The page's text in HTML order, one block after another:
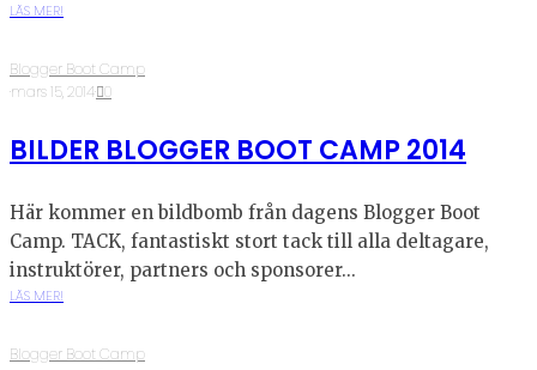
LÄS MER!
Blogger Boot Camp
·mars 15, 2014· 0
BILDER BLOGGER BOOT CAMP 2014
Här kommer en bildbomb från dagens Blogger Boot
Camp. TACK, fantastiskt stort tack till alla deltagare,
instruktörer, partners och sponsorer...
LÄS MER!
Blogger Boot Camp